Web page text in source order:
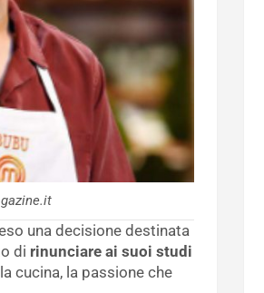
una decisione destinata
di rinunciare ai suoi studi
cucina, la passione che